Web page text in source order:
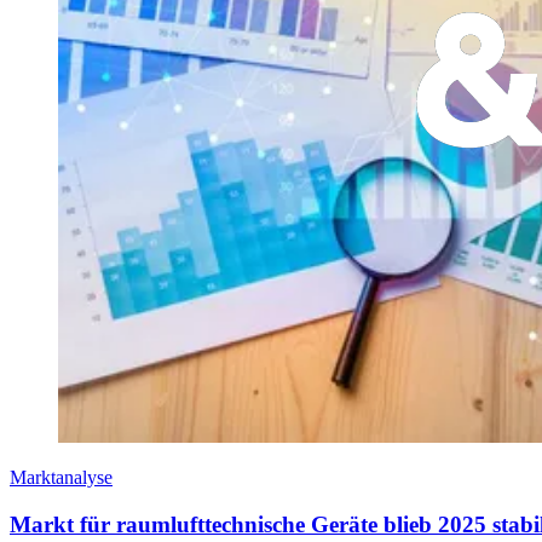
Marktanalyse
Markt für raumlufttechnische Geräte blieb 2025